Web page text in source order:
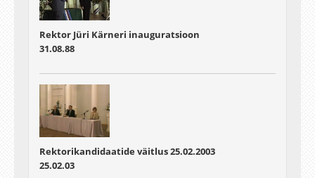
02:17:38 - 02:18:34
prof Volli Kalmu lühisõnavõtt
Valimiskomisjoni esimees tänab rektorikandidaate, lilled,
koosolek kuulutatakse lõppenuks
02:19:38 - 02:26:33
Õnnitlused uuele rektorile
02:26:33 - 02:35:21
Esimene intervjuu ajakirjanikele
Rektor Jüri Kärneri inauguratsioon
31.08.88
Rektorikandidaatide väitlus 25.02.2003
25.02.03